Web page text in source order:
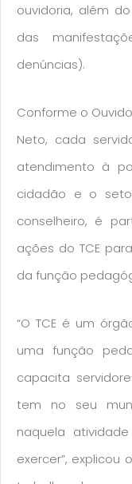
ouvidoria, além
das
denúncias).
Conforme o
Neto, cada
atendimento à
cidadão e o
conselheiro, é
ações do TCE
da função
“O TCE é um
uma função
capacita
tem no seu
naquela
exercer”, explicou